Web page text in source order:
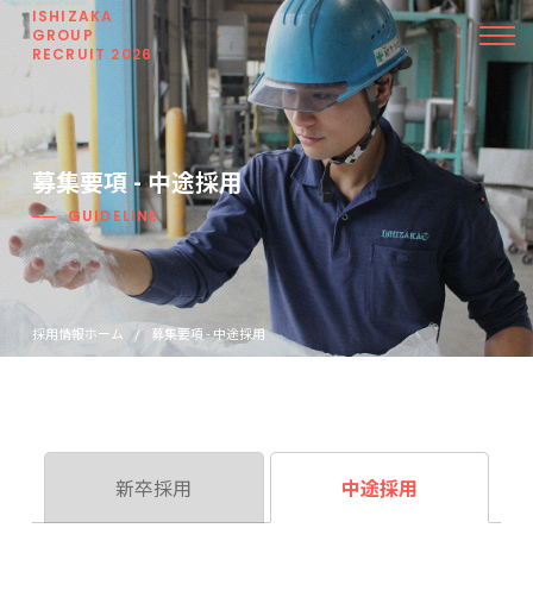
ISHIZAKA
GROUP
RECRUIT 2026
募集要項 - 中途採用
GUIDELINE
採用情報ホーム 募集要項 - 中途採用
新卒採用 中途採用